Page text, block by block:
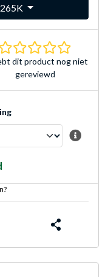
dit product nog niet
gereviewd